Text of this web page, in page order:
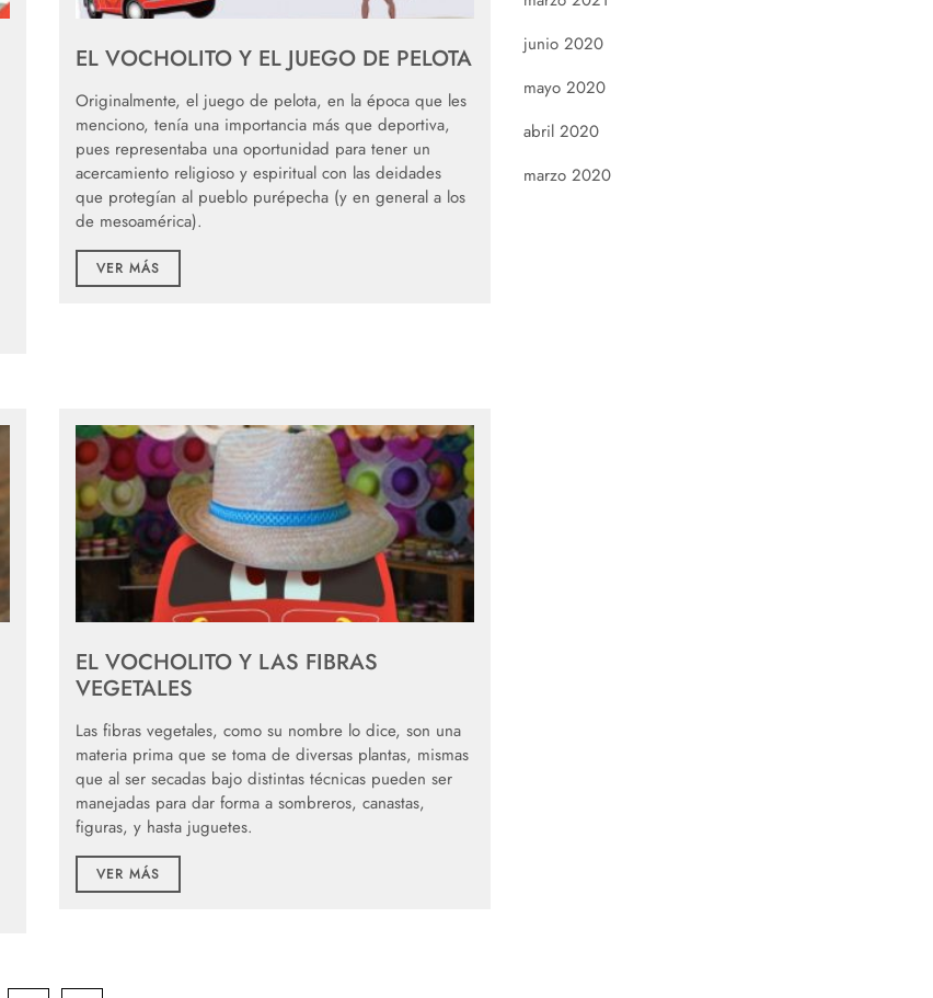
EL VOCHOLITO Y EL JUEGO DE PELOTA
Originalmente, el juego de pelota, en la época que les
menciono, tenía una importancia más que deportiva,
pues representaba una oportunidad para tener un
acercamiento religioso y espiritual con las deidades
que protegían al pueblo purépecha (y en general a los
de mesoamérica).
VER MÁS
EL VOCHOLITO Y LAS FIBRAS
VEGETALES
Las fibras vegetales, como su nombre lo dice, son una
materia prima que se toma de diversas plantas, mismas
que al ser secadas bajo distintas técnicas pueden ser
manejadas para dar forma a sombreros, canastas,
figuras, y hasta juguetes.
VER MÁS
junio 2020
mayo 2020
abril 2020
marzo 2020